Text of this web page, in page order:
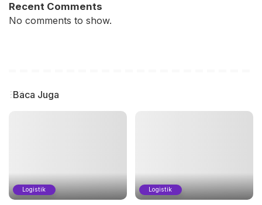
Recent Comments
No comments to show.
Baca Juga
Logistik Logistik